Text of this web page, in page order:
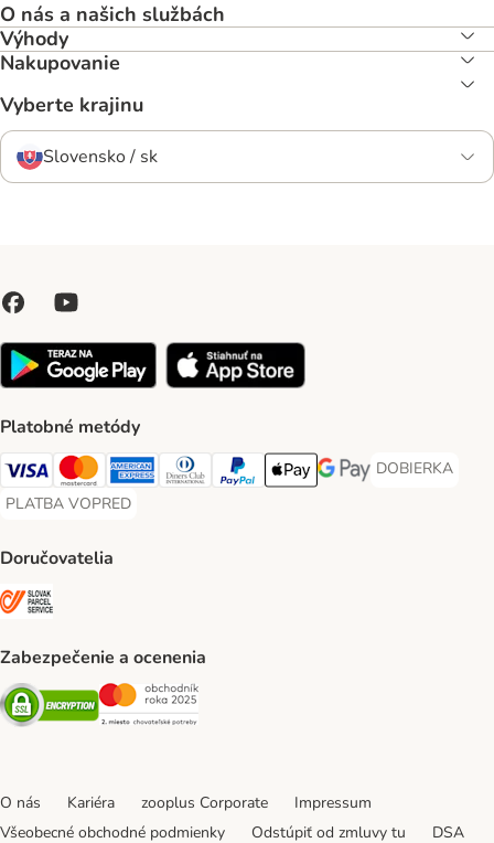
O nás a našich službách
Výhody
Nakupovanie
Vyberte krajinu
Slovensko / sk
Platobné metódy
Visa Payment Method
Mastercard Payment Method
American Express Payment Method
Diners Club Payment Method
PayPal Payment Method
Apple Pay Payment Method
Google Pay Payment
DOBIERKA
DOBIERKA
PLATBA VOPRED
PLATBA VOPRED Payment Method
Doručovatelia
Zabezpečenie a ocenenia
Security Security
O nás Kariéra zooplus Corporate
Impressum
Všeobecné obchodné podmienky
Odstúpiť od zmluvy tu DSA